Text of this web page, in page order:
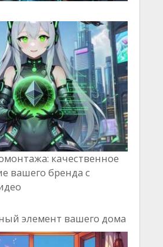
качественное
вашего бренда с
элемент вашего дома